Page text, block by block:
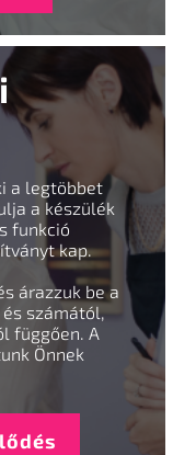
a legtöbbet
a készülék
funkció
kap.
árazzuk be a
számától,
függően. A
Önnek